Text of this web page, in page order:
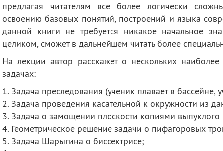
предлагая читателям все более логически
освоению базовых понятий, построений и языка
данной книги не требуется никакое начальное
целиком, сможет в дальнейшем читать более
На лекции автор расскажет о нескольких
задачах:
1. Задача преследования (ученик плавает в бассейне,
2. Задача проведения касательной к окружности из
3. Задача о замощении плоскости копиями выпуклого
4. Геометрическое решение задачи о пифагоровых
5. Задача Шарыгина о биссектрисе;